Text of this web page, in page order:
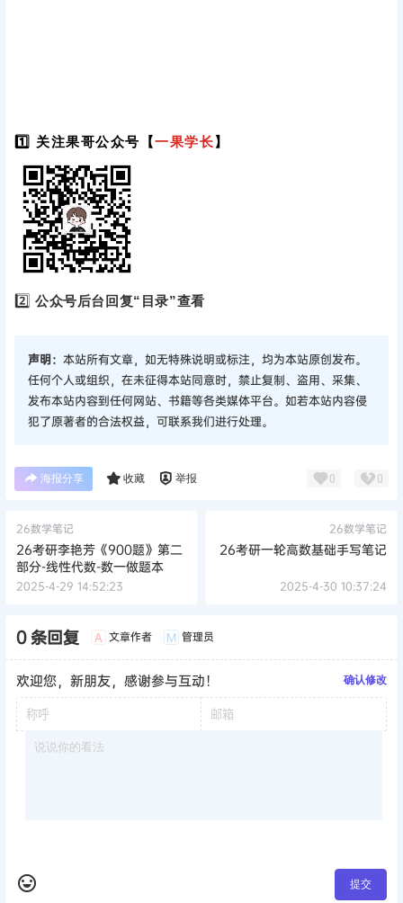
1️⃣ 关注果哥公众号【一果学长】
2️⃣公众号后台回复“目录”查看
声明： 本站所有文章，如无特殊说明或标注，均为本站原创发布。
任何个人或组织，在未征得本站同意时，禁止复制、盗用、采集、
发布本站内容到任何网站、书籍等各类媒体平台。如若本站内容侵
犯了原著者的合法权益，可联系我们进行处理。
海报分享 收藏 举报 0 0
26数学笔记
26考研李艳芳《900题》第二
部分-线性代数-数一做题本
2025-4-29 14:52:23
26数学笔记
26考研一轮高数基础手写笔记
2025-4-30 10:37:24
0 条回复 A 文章作者 M 管理员
欢迎您，新朋友，感谢参与互动！ 确认修改
提交